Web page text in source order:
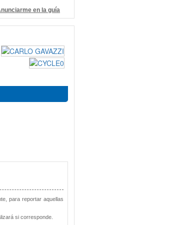
en la guía
para reportar aquellas
si corresponde.